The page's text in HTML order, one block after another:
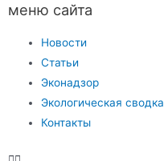
меню сайта
Новости
Статьи
Эконадзор
Экологическая сводка
Контакты